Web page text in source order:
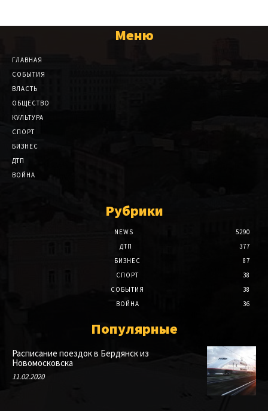
Меню
ГЛАВНАЯ
СОБЫТИЯ
ВЛАСТЬ
ОБЩЕСТВО
КУЛЬТУРА
СПОРТ
БИЗНЕС
ДТП
ВОЙНА
Рубрики
NEWS
5290
ДТП
377
БИЗНЕС
87
СПОРТ
38
СОБЫТИЯ
38
ВОЙНА
36
Популярные
Расписание поездок в Бердянск из
Новомосковска
11.02.2020